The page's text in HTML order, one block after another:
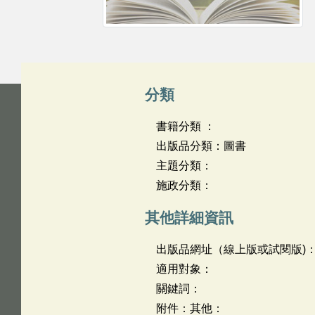
分類
書籍分類 ：
出版品分類：圖書
主題分類：
施政分類：
其他詳細資訊
出版品網址（線上版或試閱版)
適用對象：
關鍵詞：
附件：其他：